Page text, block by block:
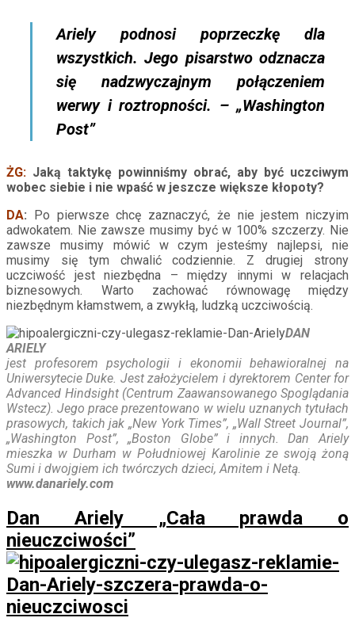
Ariely podnosi poprzeczkę dla
wszystkich. Jego pisarstwo odznacza
się nadzwyczajnym połączeniem
werwy i roztropności. – „Washington
Post”
ŻG: Jaką taktykę powinniśmy obrać, aby być uczciwym
wobec siebie i nie wpaść w jeszcze większe kłopoty?
DA: Po pierwsze chcę zaznaczyć, że nie jestem niczyim
adwokatem. Nie zawsze musimy być w 100% szczerzy. Nie
zawsze musimy mówić w czym jesteśmy najlepsi, nie
musimy się tym chwalić codziennie. Z drugiej strony
uczciwość jest niezbędna – między innymi w relacjach
biznesowych. Warto zachować równowagę między
niezbędnym kłamstwem, a zwykłą, ludzką uczciwością.
DAN
ARIELY
jest profesorem psychologii i ekonomii behawioralnej na
Uniwersytecie Duke. Jest założycielem i dyrektorem Center for
Advanced Hindsight (Centrum Zaawansowanego Spoglądania
Wstecz). Jego prace prezentowano w wielu uznanych tytułach
prasowych, takich jak „New York Times”, „Wall Street Journal”,
„Washington Post”, „Boston Globe” i innych. Dan Ariely
mieszka w Durham w Południowej Karolinie ze swoją żoną
Sumi i dwojgiem ich twórczych dzieci, Amitem i Netą.
www.danariely.com
Dan Ariely „Cała prawda o
nieuczciwości”